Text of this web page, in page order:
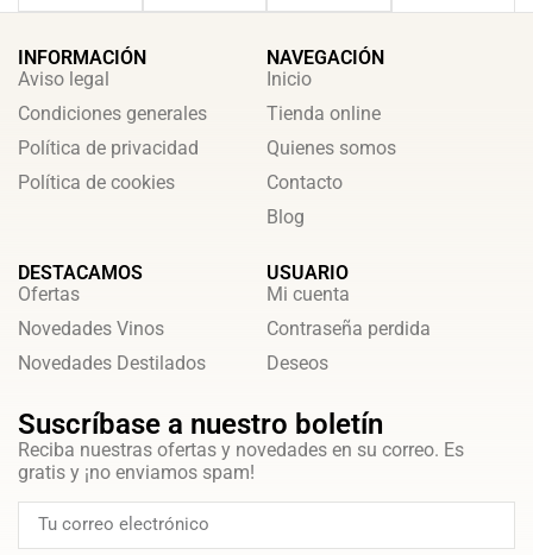
INFORMACIÓN
Aviso legal
Condiciones generales
Política de privacidad
Política de cookies
NAVEGACIÓN
Inicio
Tienda online
Quienes somos
Contacto
Blog
DESTACAMOS
Ofertas
Novedades Vinos
Novedades Destilados
USUARIO
Mi cuenta
Contraseña perdida
Deseos
Suscríbase a nuestro boletín
Reciba nuestras ofertas y novedades en su correo. Es
gratis y ¡no enviamos spam!